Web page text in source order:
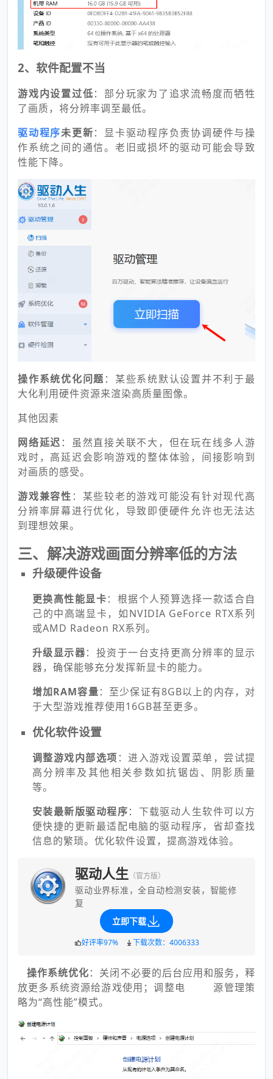
2、软件配置不当
游戏内设置过低：部分玩家为了追求流畅度而牺牲
了画质，将分辨率调至最低。
驱动程序未更新：显卡驱动程序负责协调硬件与操
作系统之间的通信。老旧或损坏的驱动可能会导致
性能下降。
操作系统优化问题 ：某些系统默认设置并不利于最
大化利用硬件资源来渲染高质量图像。
其他因素
网络延迟 ：虽然直接关联不大，但在玩在线多人游
戏时，高延迟会影响游戏的整体体验，间接影响到
对画质的感受。
游戏兼容性 ：某些较老的游戏可能没有针对现代高
分辨率屏幕进行优化，导致即便硬件允许也无法达
到理想效果。
三、解决游戏画面分辨率低的方法
升级硬件设备
更换高性能显卡：根据个人预算选择一款适合自
己的中高端显卡，如NVIDIA GeForce RTX系列
或AMD Radeon RX系列。
升级显示器：投资于一台支持更高分辨率的显示
器，确保能够充分发挥新显卡的能力。
增加RAM容量：至少保证有8GB以上的内存，对
于大型游戏推荐使用16GB甚至更多。
优化软件设置
调整游戏内部选项 ：进入游戏设置菜单，尝试提
高分辨率及其他相关参数如抗锯齿、阴影质量
等。
安装最新版驱动程序：下载驱动人生软件可以方
便快捷的更新最适配电脑的驱动程序，省却查找
信息的繁琐。优化软件设置，提高游戏体验。
驱动人生 （官方版）
驱动业界标准，全自动检测安装，智能修
复
立即下载
好评率97% 下载次数：4006333
操作系统优化：关闭不必要的后台应用和服务，释
放更多系统资源给游戏使用；调整电 源管理策
略为“高性能”模式。